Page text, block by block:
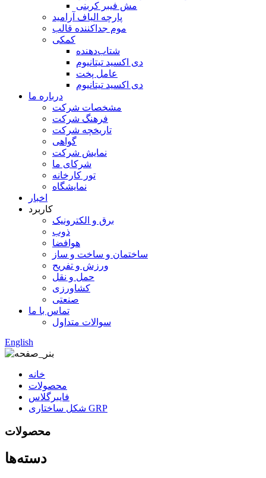
مش فیبر کربنی
پارچه الیاف آرامید
موم جداکننده قالب
کمکی
شتاب‌دهنده
دی اکسید تیتانیوم
عامل پخت
دی اکسید تیتانیوم
درباره ما
مشخصات شرکت
فرهنگ شرکت
تاریخچه شرکت
گواهی
نمایش شرکت
شرکای ما
تور کارخانه
نمایشگاه
اخبار
کاربرد
برق و الکترونیک
ذوب
هوافضا
ساختمان و ساخت و ساز
ورزش و تفریح
حمل و نقل
کشاورزی
صنعتی
تماس با ما
سوالات متداول
English
خانه
محصولات
فایبرگلاس
شکل ساختاری GRP
محصولات
دسته‌ها